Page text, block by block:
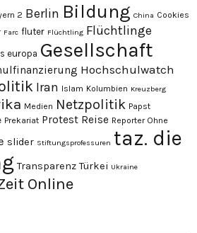
2 Berlin Bildung China Cookies
Farc fluter Flüchtling Flüchtlinge
europa Gesellschaft
Hochschulwatch
Iran Islam Kolumbien Kreuzberg
Medien Netzpolitik Papst
Prekariat Protest Reise Reporter Ohne
slider Stiftungsprofessuren taz. die
Transparenz Türkei Ukraine
Online